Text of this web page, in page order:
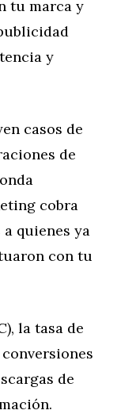
tu marca y
y
casos de
de
cobra
quienes ya
con tu
la tasa de
de